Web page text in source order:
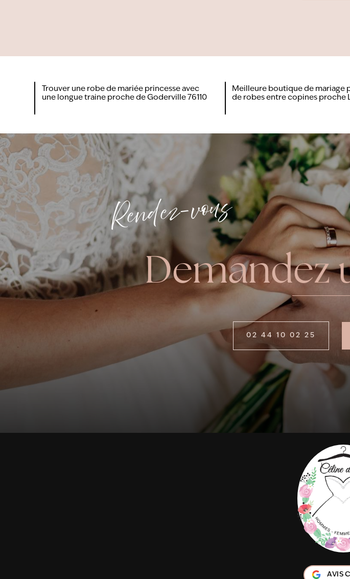
Trouver une robe de mariée princesse avec
une longue traine proche de Goderville 76110
Meilleure boutique de mariage
de robes entre copines proche
Rendez-vous
Demandez
02 44 10 02 25
AVIS